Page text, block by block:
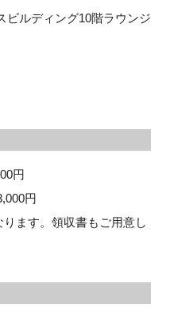
ビルディング10階ラウンジ
円
円
ます。領収書もご用意し